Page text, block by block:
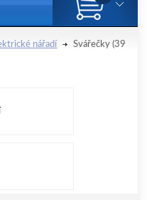
nářadí Svářečky (39